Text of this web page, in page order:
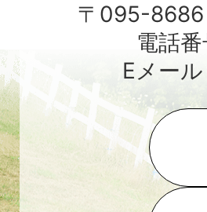
〒095-8686
電話
Eメー